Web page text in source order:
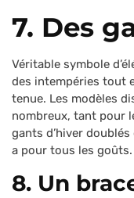
7. Des
Véritable symbole
des intempéries tout
tenue. Les modèles
nombreux, tant pour
gants d’hiver
a pour tous les goûts.
8. Un